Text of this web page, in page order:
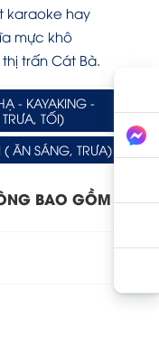
karaoke hay
mực khô
trấn Cát Bà.
- KAYAKING -
TỐI)
ĂN SÁNG, TRƯA)
BAO GỒM